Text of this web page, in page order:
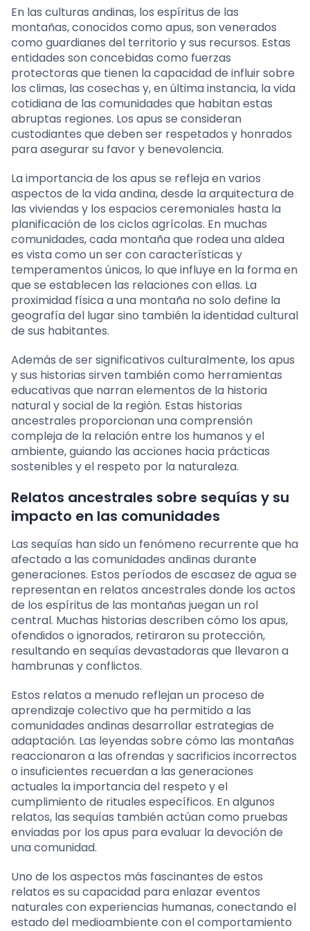
En las culturas andinas, los espíritus de las
montañas, conocidos como apus, son venerados
como guardianes del territorio y sus recursos. Estas
entidades son concebidas como fuerzas
protectoras que tienen la capacidad de influir sobre
los climas, las cosechas y, en última instancia, la vida
cotidiana de las comunidades que habitan estas
abruptas regiones. Los apus se consideran
custodiantes que deben ser respetados y honrados
para asegurar su favor y benevolencia.
La importancia de los apus se refleja en varios
aspectos de la vida andina, desde la arquitectura de
las viviendas y los espacios ceremoniales hasta la
planificación de los ciclos agrícolas. En muchas
comunidades, cada montaña que rodea una aldea
es vista como un ser con características y
temperamentos únicos, lo que influye en la forma en
que se establecen las relaciones con ellas. La
proximidad física a una montaña no solo define la
geografía del lugar sino también la identidad cultural
de sus habitantes.
Además de ser significativos culturalmente, los apus
y sus historias sirven también como herramientas
educativas que narran elementos de la historia
natural y social de la región. Estas historias
ancestrales proporcionan una comprensión
compleja de la relación entre los humanos y el
ambiente, guiando las acciones hacia prácticas
sostenibles y el respeto por la naturaleza.
Relatos ancestrales sobre sequías y su
impacto en las comunidades
Las sequías han sido un fenómeno recurrente que ha
afectado a las comunidades andinas durante
generaciones. Estos períodos de escasez de agua se
representan en relatos ancestrales donde los actos
de los espíritus de las montañas juegan un rol
central. Muchas historias describen cómo los apus,
ofendidos o ignorados, retiraron su protección,
resultando en sequías devastadoras que llevaron a
hambrunas y conflictos.
Estos relatos a menudo reflejan un proceso de
aprendizaje colectivo que ha permitido a las
comunidades andinas desarrollar estrategias de
adaptación. Las leyendas sobre cómo las montañas
reaccionaron a las ofrendas y sacrificios incorrectos
o insuficientes recuerdan a las generaciones
actuales la importancia del respeto y el
cumplimiento de rituales específicos. En algunos
relatos, las sequías también actúan como pruebas
enviadas por los apus para evaluar la devoción de
una comunidad.
Uno de los aspectos más fascinantes de estos
relatos es su capacidad para enlazar eventos
naturales con experiencias humanas, conectando el
estado del medioambiente con el comportamiento